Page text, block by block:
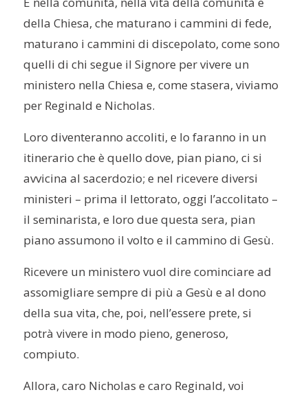
della Chiesa, che maturano i cammini di fede,
maturano i cammini di discepolato, come sono
quelli di chi segue il Signore per vivere un
ministero nella Chiesa e, come stasera, viviamo
per Reginald e Nicholas.
Loro diventeranno accoliti, e lo faranno in un
itinerario che è quello dove, pian piano, ci si
avvicina al sacerdozio; e nel ricevere diversi
ministeri – prima il lettorato, oggi l’accolitato –
il seminarista, e loro due questa sera, pian
piano assumono il volto e il cammino di Gesù.
Ricevere un ministero vuol dire cominciare ad
assomigliare sempre di più a Gesù e al dono
della sua vita, che, poi, nell’essere prete, si
potrà vivere in modo pieno, generoso,
compiuto.
Allora, caro Nicholas e caro Reginald, voi